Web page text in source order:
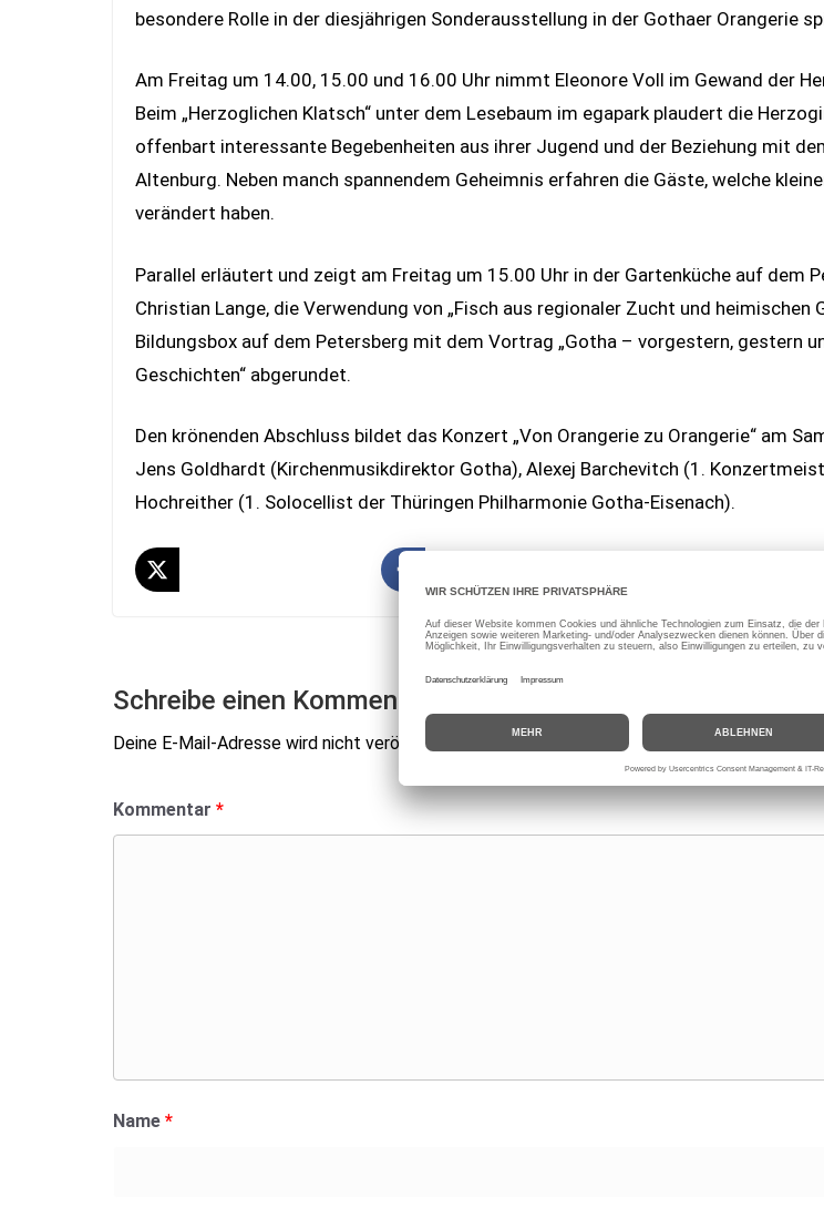
besondere Rolle in der diesjährigen Sonderausstellung in der Gothaer Orangerie
Am Freitag um 14.00, 15.00 und 16.00 Uhr nimmt Eleonore Voll im Gewand der
Beim „Herzoglichen Klatsch“ unter dem Lesebaum im egapark plaudert die
offenbart interessante Begebenheiten aus ihrer Jugend und der Beziehung mit
Altenburg. Neben manch spannendem Geheimnis erfahren die Gäste, welche
verändert haben.
Parallel erläutert und zeigt am Freitag um 15.00 Uhr in der Gartenküche auf dem
Christian Lange, die Verwendung von „Fisch aus regionaler Zucht und
Bildungsbox auf dem Petersberg mit dem Vortrag „Gotha – vorgestern, gestern
Geschichten“ abgerundet.
Den krönenden Abschluss bildet das Konzert „Von Orangerie zu Orangerie“ am
Jens Goldhardt (Kirchenmusikdirektor Gotha), Alexej Barchevitch (1.
Hochreither (1. Solocellist der Thüringen Philharmonie Gotha-Eisenach).
Schreibe einen Kommentar
Deine E-Mail-Adresse wird nicht veröffentlicht. Erforderliche Felder sind mit *markiert
Kommentar *
Name *